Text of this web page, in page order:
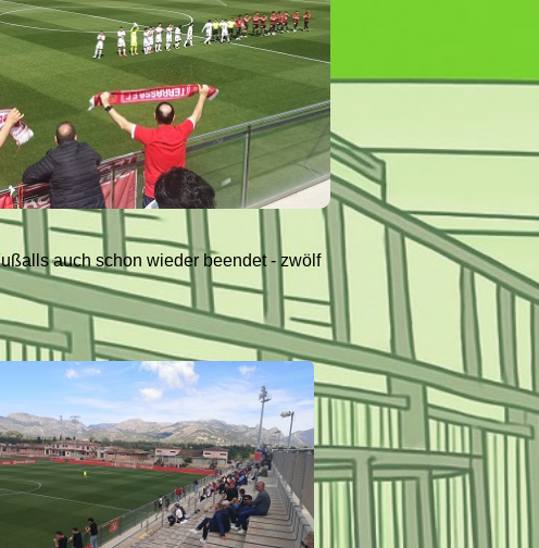
auch schon wieder beendet - zwölf